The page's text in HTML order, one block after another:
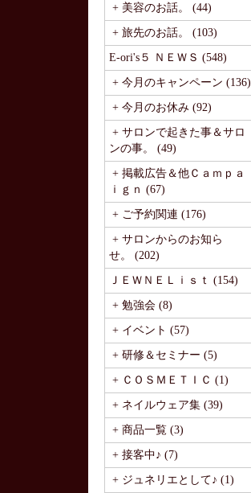
+ 美容のお話。 (44)
+ 旅先のお話。 (103)
E-ori's５ ＮＥＷＳ (548)
+ 今月のキャンペーン (136)
+ 今月のお休み (92)
+ サロンで起きた事＆サロ
ンの事。 (49)
+ 掲載広告＆他Ｃａｍｐａ
ｉｇｎ (67)
+ ご予約関連 (176)
+ サロンからのお知ら
せ。 (202)
ＪＥＷＮＥＬｉｓｔ (154)
+ 勉強会 (8)
+ イベント (57)
+ 研修＆セミナー (5)
+ ＣＯＳＭＥＴＩＣ (1)
+ ネイルウェア集 (39)
+ 商品一覧 (3)
+ 接客中♪ (7)
+ ジュネリエとして♪ (1)